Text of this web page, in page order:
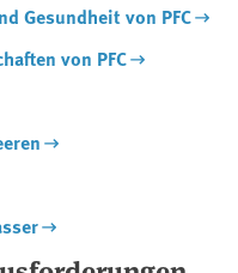
Gesundheit von PFC
von PFC